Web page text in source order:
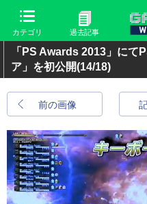
カテゴリ 過去記事
「PS Awards 2013」にて
ア」を初公開(14/18)
前の画像